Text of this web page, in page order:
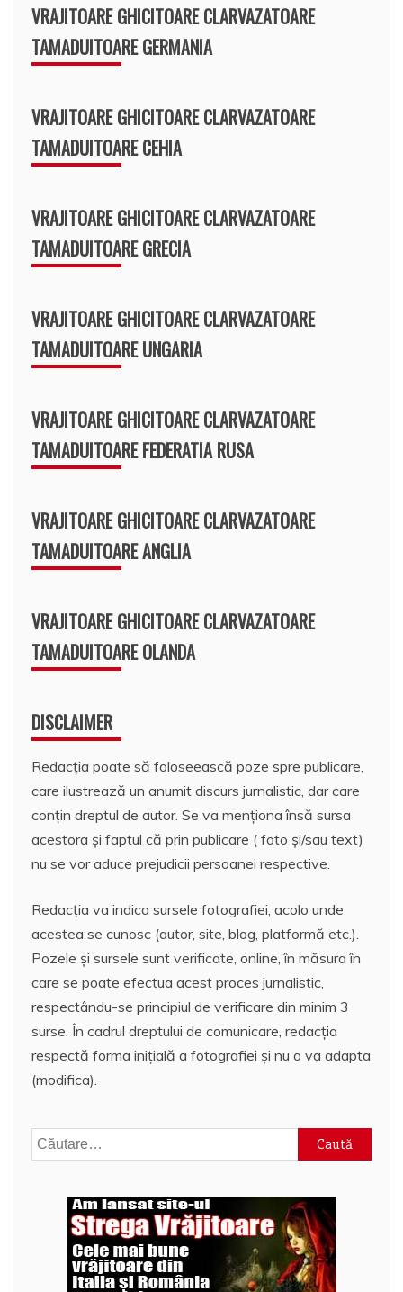
VRAJITOARE GHICITOARE CLARVAZATOARE
TAMADUITOARE GERMANIA
VRAJITOARE GHICITOARE CLARVAZATOARE
TAMADUITOARE CEHIA
VRAJITOARE GHICITOARE CLARVAZATOARE
TAMADUITOARE GRECIA
VRAJITOARE GHICITOARE CLARVAZATOARE
TAMADUITOARE UNGARIA
VRAJITOARE GHICITOARE CLARVAZATOARE
TAMADUITOARE FEDERATIA RUSA
VRAJITOARE GHICITOARE CLARVAZATOARE
TAMADUITOARE ANGLIA
VRAJITOARE GHICITOARE CLARVAZATOARE
TAMADUITOARE OLANDA
DISCLAIMER
Redacția poate să foloseească poze spre publicare,
care ilustrează un anumit discurs jurnalistic, dar care
conțin dreptul de autor. Se va menționa însă sursa
acestora și faptul că prin publicare ( foto și/sau text)
nu se vor aduce prejudicii persoanei respective.
Redacția va indica sursele fotografiei, acolo unde
acestea se cunosc (autor, site, blog, platformă etc.).
Pozele și sursele sunt verificate, online, în măsura în
care se poate efectua acest proces jurnalistic,
respectându-se principiul de verificare din minim 3
surse. În cadrul dreptului de comunicare, redacția
respectă forma inițială a fotografiei și nu o va adapta
(modifica).
Caută
după: